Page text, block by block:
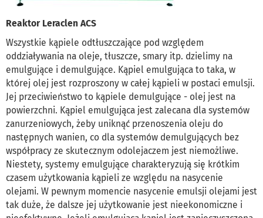
Reaktor Leraclen ACS
Wszystkie kąpiele odtłuszczające pod względem
oddziaływania na oleje, tłuszcze, smary itp. dzielimy na
emulgujące i demulgujące. Kąpiel emulgująca to taka, w
której olej jest rozproszony w całej kąpieli w postaci emulsji.
Jej przeciwieństwo to kąpiele demulgujące - olej jest na
powierzchni. Kąpiel emulgująca jest zalecana dla systemów
zanurzeniowych, żeby uniknąć przenoszenia oleju do
następnych wanien, co dla systemów demulgujących bez
współpracy ze skutecznym odolejaczem jest niemożliwe.
Niestety, systemy emulgujące charakteryzują się krótkim
czasem użytkowania kąpieli ze względu na nasycenie
olejami. W pewnym momencie nasycenie emulsji olejami jest
tak duże, że dalsze jej użytkowanie jest nieekonomiczne i